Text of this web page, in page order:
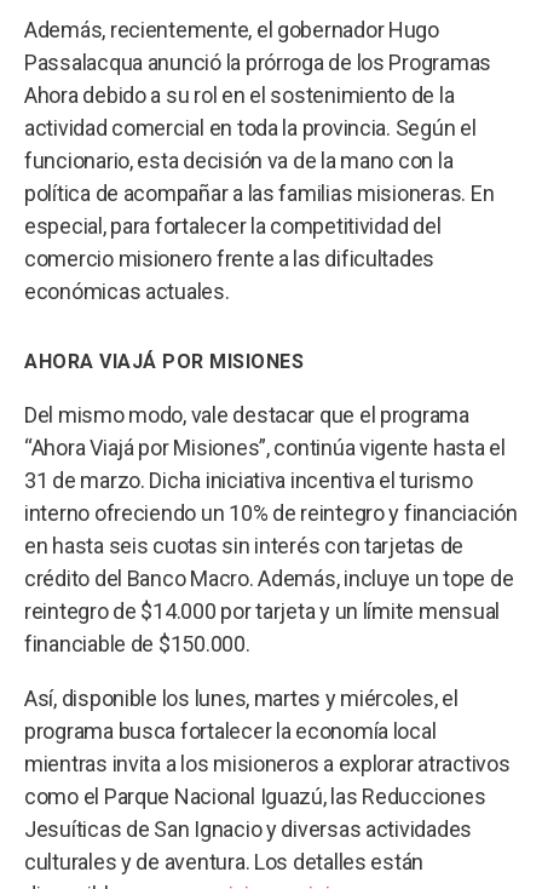
Además, recientemente, el gobernador Hugo
Passalacqua anunció la prórroga de los Programas
Ahora debido a su rol en el sostenimiento de la
actividad comercial en toda la provincia. Según el
funcionario, esta decisión va de la mano con la
política de acompañar a las familias misioneras. En
especial, para fortalecer la competitividad del
comercio misionero frente a las dificultades
económicas actuales.
AHORA VIAJÁ POR MISIONES
Del mismo modo, vale destacar que el programa
“Ahora Viajá por Misiones”, continúa vigente hasta el
31 de marzo. Dicha iniciativa incentiva el turismo
interno ofreciendo un 10% de reintegro y financiación
en hasta seis cuotas sin interés con tarjetas de
crédito del Banco Macro. Además, incluye un tope de
reintegro de $14.000 por tarjeta y un límite mensual
financiable de $150.000.
Así, disponible los lunes, martes y miércoles, el
programa busca fortalecer la economía local
mientras invita a los misioneros a explorar atractivos
como el Parque Nacional Iguazú, las Reducciones
Jesuíticas de San Ignacio y diversas actividades
culturales y de aventura. Los detalles están